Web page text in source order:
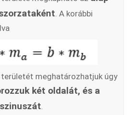
. A korábbi
meghatározhatjuk úgy
két oldalát, és a